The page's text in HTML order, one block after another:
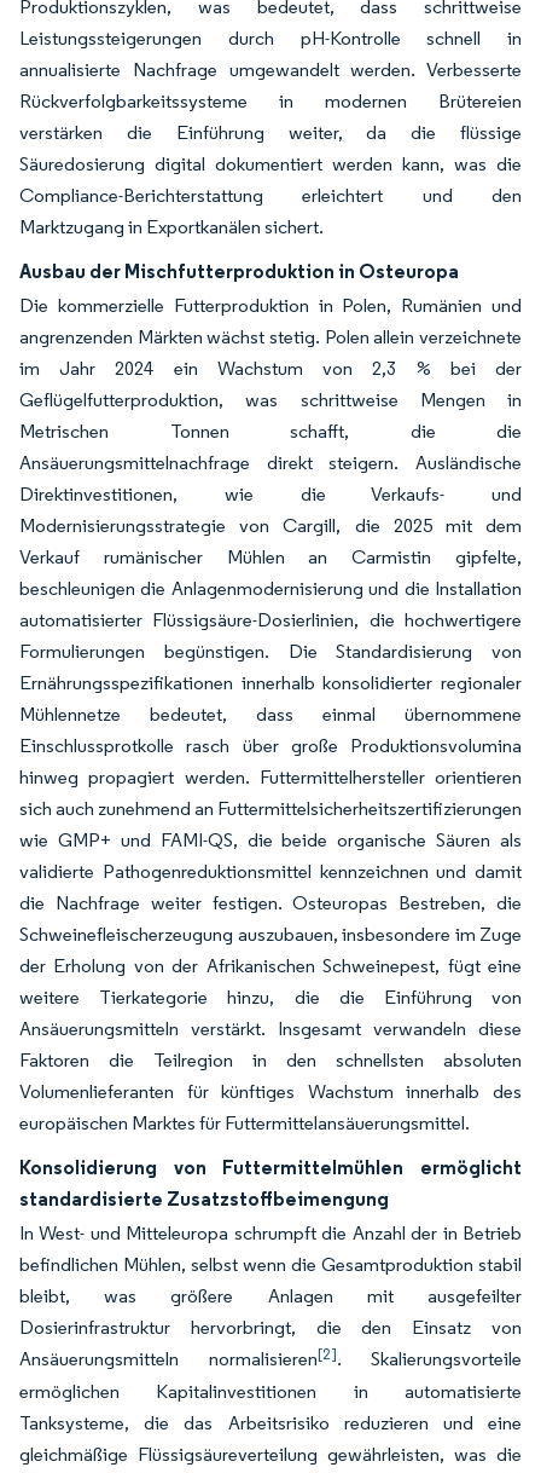
Produktionszyklen, was bedeutet, dass schrittweise
Leistungssteigerungen durch pH-Kontrolle schnell in
annualisierte Nachfrage umgewandelt werden. Verbesserte
Rückverfolgbarkeitssysteme in modernen Brütereien
verstärken die Einführung weiter, da die flüssige
Säuredosierung digital dokumentiert werden kann, was die
Compliance-Berichterstattung erleichtert und den
Marktzugang in Exportkanälen sichert.
Ausbau der Mischfutterproduktion in Osteuropa
Die kommerzielle Futterproduktion in Polen, Rumänien und
angrenzenden Märkten wächst stetig. Polen allein verzeichnete
im Jahr 2024 ein Wachstum von 2,3 % bei der
Geflügelfutterproduktion, was schrittweise Mengen in
Metrischen Tonnen schafft, die die
Ansäuerungsmittelnachfrage direkt steigern. Ausländische
Direktinvestitionen, wie die Verkaufs- und
Modernisierungsstrategie von Cargill, die 2025 mit dem
Verkauf rumänischer Mühlen an Carmistin gipfelte,
beschleunigen die Anlagenmodernisierung und die Installation
automatisierter Flüssigsäure-Dosierlinien, die hochwertigere
Formulierungen begünstigen. Die Standardisierung von
Ernährungsspezifikationen innerhalb konsolidierter regionaler
Mühlennetze bedeutet, dass einmal übernommene
Einschlussprotkolle rasch über große Produktionsvolumina
hinweg propagiert werden. Futtermittelhersteller orientieren
sich auch zunehmend an Futtermittelsicherheitszertifizierungen
wie GMP+ und FAMI-QS, die beide organische Säuren als
validierte Pathogenreduktionsmittel kennzeichnen und damit
die Nachfrage weiter festigen. Osteuropas Bestreben, die
Schweinefleischerzeugung auszubauen, insbesondere im Zuge
der Erholung von der Afrikanischen Schweinepest, fügt eine
weitere Tierkategorie hinzu, die die Einführung von
Ansäuerungsmitteln verstärkt. Insgesamt verwandeln diese
Faktoren die Teilregion in den schnellsten absoluten
Volumenlieferanten für künftiges Wachstum innerhalb des
europäischen Marktes für Futtermittelansäuerungsmittel.
Konsolidierung von Futtermittelmühlen ermöglicht
standardisierte Zusatzstoffbeimengung
In West- und Mitteleuropa schrumpft die Anzahl der in Betrieb
befindlichen Mühlen, selbst wenn die Gesamtproduktion stabil
bleibt, was größere Anlagen mit ausgefeilter
Dosierinfrastruktur hervorbringt, die den Einsatz von
Ansäuerungsmitteln normalisieren[2]. Skalierungsvorteile
ermöglichen Kapitalinvestitionen in automatisierte
Tanksysteme, die das Arbeitsrisiko reduzieren und eine
gleichmäßige Flüssigsäureverteilung gewährleisten, was die